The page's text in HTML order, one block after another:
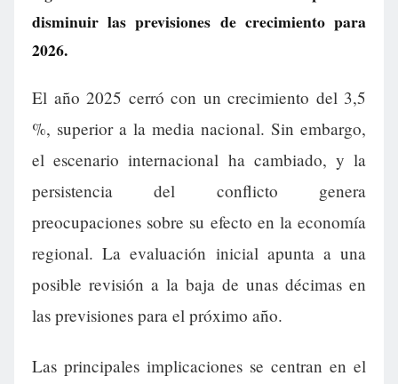
disminuir las previsiones de crecimiento para
2026.
El año 2025 cerró con un crecimiento del 3,5
%, superior a la media nacional. Sin embargo,
el escenario internacional ha cambiado, y la
persistencia del conflicto genera
preocupaciones sobre su efecto en la economía
regional. La evaluación inicial apunta a una
posible revisión a la baja de unas décimas en
las previsiones para el próximo año.
Las principales implicaciones se centran en el